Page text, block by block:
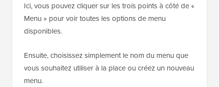
Ici, vous pouvez cliquer sur les trois points à côté de «
Menu » pour voir toutes les options de menu
disponibles.
Ensuite, choisissez simplement le nom du menu que
vous souhaitez utiliser à la place ou créez un nouveau
menu.